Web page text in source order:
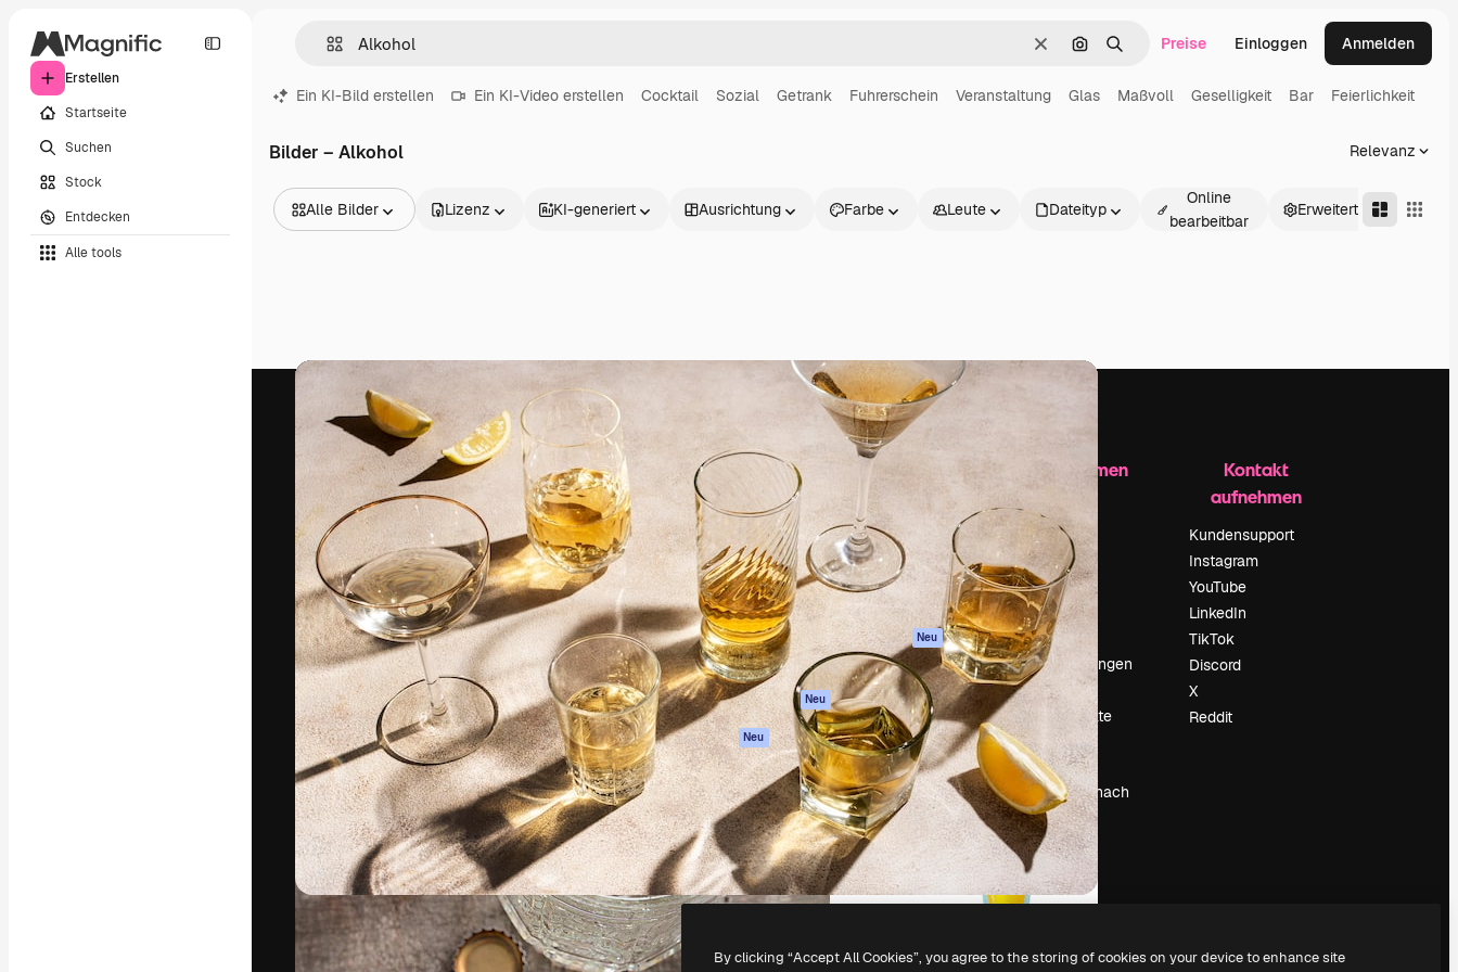
Erstellen
Startseite
Suchen
Stock
Entdecken
Alle tools
LöschenNach Bild suchen
SuchenPreise Einloggen Anmelden
Ein KI-Bild erstellen Ein KI-Video erstellen Cocktail Sozial Getrank Fuhrerschein Veranstaltung Glas Maßvoll Geselligkeit Bar Feierlichkeit
Bilder – Alkohol Relevanz
Alle Bilder
Videos
Motion Graphics
Videovorlagen
3D-Modelle
Schriftarten
Lizenz KI-generiert Ausrichtung Farbe Leute Dateityp
Online
bearbeitbar
Erweitert
Die kreative Plattform, um deine beste
Arbeit zu verwirklichen. Mehr als 1 Million
Abonnenten unter Kreativen, Unternehmen,
Agenturen und Studios.
Deutsch
Produkte
Spaces
KI-Assistent
KI-Bildgenerator
KI-Videogenerator
KI-
Stimmengenerator
Stock-Inhalte
MCP für
Claude/ChatGPT
Neu
Agenten Neu
API
Mobile App
Alle Magnific-Tools
Loslegen
Academy
Dokumentation
Support
AGB
Datenschutzerklärung
Originale Neu
Cookie-Richtlinie
Vertrauenszentrum
Partner
Unternehmen
Unternehmen
Preise
Über uns
Reviews
Karriere
Suchtrends
Blog
Veranstaltungen
Slidesgo
Deine Inhalte
verkaufen
Pressesaal
Suchst du nach
magnific.ai
Kontakt
aufnehmen
Kundensupport
Instagram
YouTube
LinkedIn
TikTok
Discord
X
Reddit
Copyright © 2010-2026Freepik Company S.L.U.Alle Rechte vorbehalten
By clicking “Accept All Cookies”, you agree to the storing of cookies on your device to enhance site